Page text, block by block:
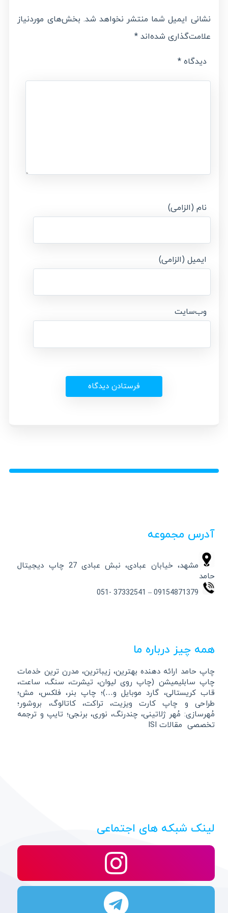
نشانی ایمیل شما منتشر نخواهد شد. بخش‌های موردنیاز
علامت‌گذاری شده‌اند*
دیدگاه *
نام (الزامی)
ایمیل (الزامی)
وب‌سایت
آدرس مجموعه
مشهد، خیابان عبادی، نبش عبادی 27 چاپ دیجیتال
حامد
همه چیز درباره ما
چاپ حامد ارائه دهنده بهترین، زیباترین، مدرن ترین خدمات
چاپ سابلیمیشن (چاپ روی لیوان، تیشرت، سنگ، ساعت،
قاب کریستالی، گارد موبایل و…)؛ چاپ بنر، فلکس، مش؛
طراحی و چاپ کارت ویزیت، تراکت، کاتالوگ، بروشور؛
مُهرسازی: مُهر ژلاتینی، چندرنگ، نوری، برنجی؛ تایپ و ترجمه
تخصصی مقالات ISI
لینک شبکه های اجتماعی